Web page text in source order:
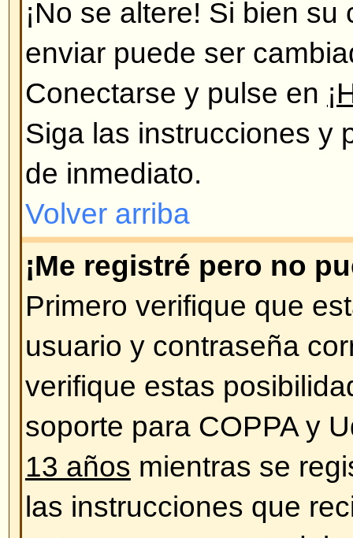
los foros, periódicamente,
de usuarios, si Ud. pasó mucho
mensajes nuevos, puede que
registrándose de nuevo.
Volver arriba
¿Cómo cambio mi
Todos sus datos y
están archivados en nuestra
modificarlos pulse en el enlace
se encuentra en la parte de
Volver arriba
¡Los horarios son incorrectos!
Las horas son, casi siempre,
estar sucediendo es que esté
correspondientes a otra zona